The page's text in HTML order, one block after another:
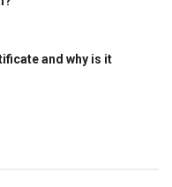
and why is it